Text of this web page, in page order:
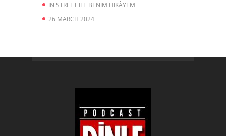
IN STREET ILE BENIM HIKÂYEM
26 MARCH 2024